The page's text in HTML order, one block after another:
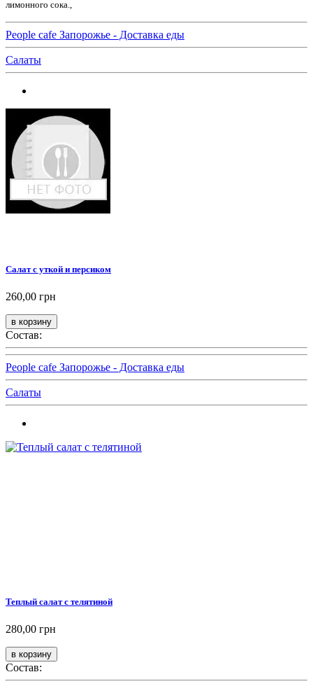
лимонного сока.,
People cafe Запорожье - Доставка еды
Салаты
Салат с уткой и персиком
260,00 грн
Состав:
People cafe Запорожье - Доставка еды
Салаты
Теплый салат с телятиной
280,00 грн
Состав: